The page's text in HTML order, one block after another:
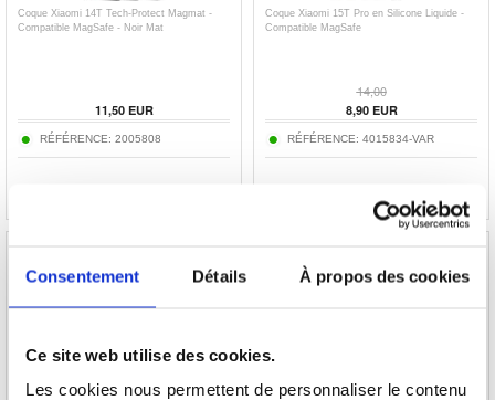
Consentement Détails À propos des cookies
Ce site web utilise des cookies.
Les cookies nous permettent de personnaliser le contenu
Coque Xiaomi 14T Tech-Protect Magmat -
Compatible MagSafe - Noir Mat
11,50EUR
RÉFÉRENCE: 2005808
Coque Xiaomi 15T Pro en Silicone Liquide -
Compatible MagSafe
14,00
8,90EUR
RÉFÉRENCE: 4015834-VAR
Ultra en Silicone Liquide - Compatible
MagSafe
MagSafe - Noir Mat